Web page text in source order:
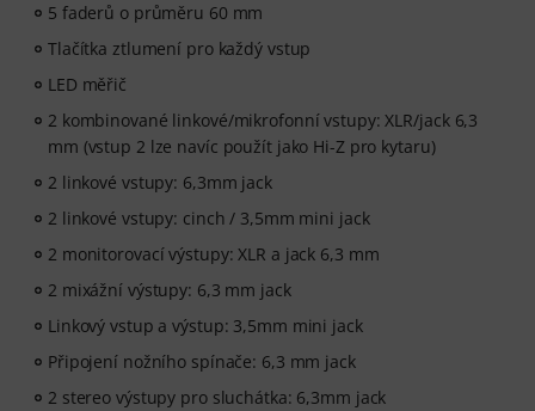
5 faderů o průměru 60 mm
Tlačítka ztlumení pro každý vstup
LED měřič
2 kombinované linkové/mikrofonní vstupy: XLR/jack 6,3
mm (vstup 2 lze navíc použít jako Hi-Z pro kytaru)
2 linkové vstupy: 6,3mm jack
2 linkové vstupy: cinch / 3,5mm mini jack
2 monitorovací výstupy: XLR a jack 6,3 mm
2 mixážní výstupy: 6,3 mm jack
Linkový vstup a výstup: 3,5mm mini jack
Připojení nožního spínače: 6,3 mm jack
2 stereo výstupy pro sluchátka: 6,3mm jack